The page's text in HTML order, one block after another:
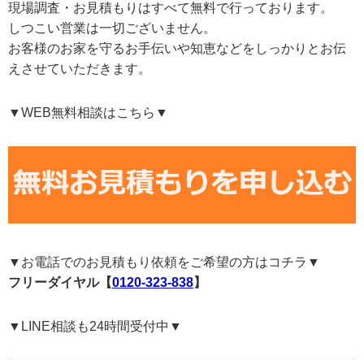
現場調査・お見積もりはすべて無料で行っております。
しつこい営業は一切ございません。
お客様のお家を守るお手伝いや知恵などをしっかりとお伝
えさせていただきます。
▼WEB無料相談はこちら▼
▼お電話でのお見積もり依頼をご希望の方はコチラ▼
フリーダイヤル【0120-323-838】
▼LINE相談も24時間受付中▼